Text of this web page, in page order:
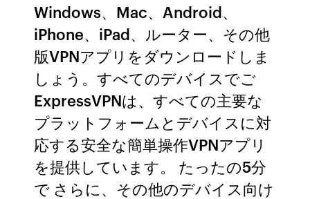
Windows、Mac、Android、
iPhone、iPad、ルーター、その他
版VPNアプリをダウンロードしま
しょう。すべてのデバイスでご
ExpressVPNは、すべての主要な
プラットフォームとデバイスに対
応する安全な簡単操作VPNアプリ
を提供しています。 たったの5分
で さらに、その他のデバイス向け